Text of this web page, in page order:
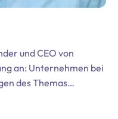
und CEO von
an: Unternehmen bei
des Themas
Er bringt
Tätigkeit in der